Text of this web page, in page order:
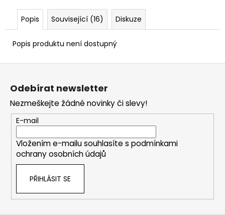
Popis Související (16) Diskuze
Popis produktu není dostupný
Z
Odebírat newsletter
Nezmeškejte žádné novinky či slevy!
E-mail
Vložením e-mailu souhlasíte s podmínkami
ochrany osobních údajů
PŘIHLÁSIT SE